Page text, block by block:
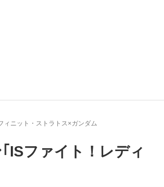
ィニット・ストラトス×ガンダム
ISファイト！レディ